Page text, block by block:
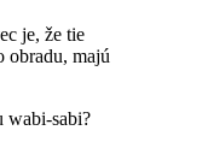
je, že tie
obradu, majú
wabi-sabi?